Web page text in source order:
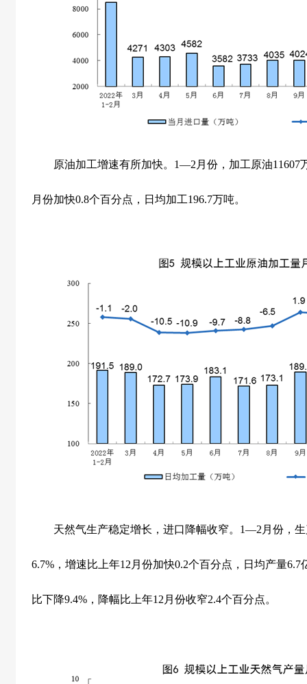
原油加工增速有所加快。 1—2 月份，加工原油11607
月份加快0.8个百分点，日均加工196.7万吨。
天然气生产稳定增长，进口降幅收窄。 1—2 月份，
6.7% ，增速比上年12 月份加快0.2个百分点，日均产量6.7
比下降9.4% ，降幅比上年12 月份收窄2.4个百分点。